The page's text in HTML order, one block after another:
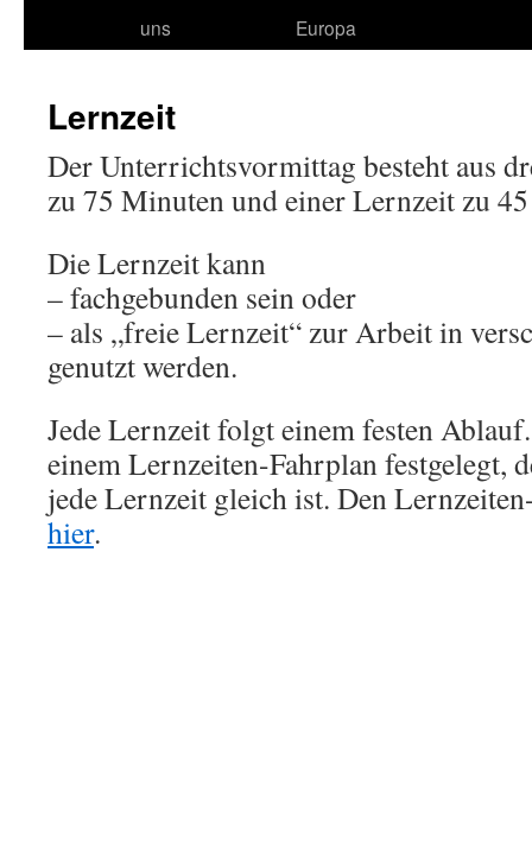
uns
Europa
Lernzeit
Der Unterrichtsvormittag besteht aus
zu 75 Minuten und einer Lernzeit zu
Die Lernzeit kann
– fachgebunden sein oder
– als „freie Lernzeit“ zur Arbeit in
genutzt werden.
Jede Lernzeit folgt einem festen
einem Lernzeiten-Fahrplan festgelegt,
jede Lernzeit gleich ist. Den
hier.